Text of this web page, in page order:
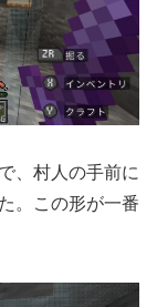
、村人の手前に
。この形が一番